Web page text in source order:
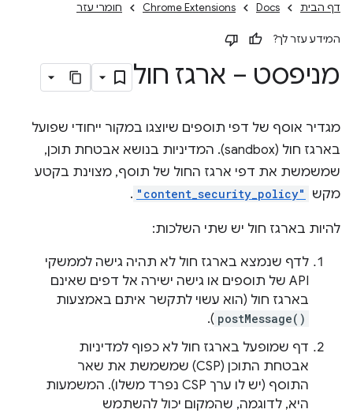
דף הבית Docs
Chrome Extensions חומרי עזר
המידע עזר לך?
מניפסט – ארגז חול
מגדיר אוסף של דפי תוספים שיוצגו במקור ייחודי שפועל
בארגז חול (sandbox). המדיניות בנושא אבטחת תוכן,
שמשמשת את דפי ארגז החול של תוסף, מצוינת בקטע
מקש
"content_security_policy"
.
להיות בארגז חול יש שתי השלכות:
לדף שנמצא בארגז חול לא תהיה גישה לממשקי
API של תוספים או גישה ישירה אל דפים שאינם
בארגז חול (הוא עשוי לתקשר איתם באמצעות
postMessage()
).
דף שמופעל בארגז חול לא כפוף למדיניות
אבטחת התוכן (CSP) שמשמשת את שאר
התוסף (יש לו ערך CSP נפרד משלו). המשמעות
היא, לדוגמה, שהמקום יכול להשתמש